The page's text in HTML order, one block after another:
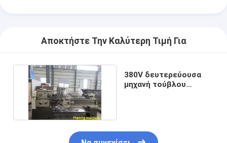
Αποκτήστε Την Καλύτερη Τιμή Για
380V δευτερεύουσα
μηχανή τούβλου